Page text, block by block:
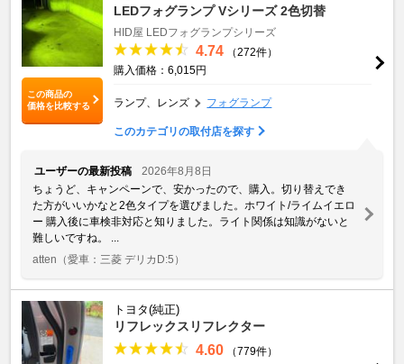
この商品の
価格を比較する
LEDフォグランプ Vシリーズ 2色切替
HID屋 LEDフォグランプシリーズ
4.74
（272件）
購入価格：6,015円
ランプ、レンズ フォグランプ
このカテゴリの取付店を探す
ユーザーの最新投稿
2026年8月8日
ちょうど、キャンペーンで、安かったので、購入。切り替えでき
た方がいいかなと2色タイプを選びました。ホワイト/ライムイエロ
ー 購入後に車検非対応と知りました。ライト関係は知識がないと
難しいですね。 ...
atten （愛車：三菱 デリカD:5）
トヨタ(純正)
リフレックスリフレクター
4.60
（779件）